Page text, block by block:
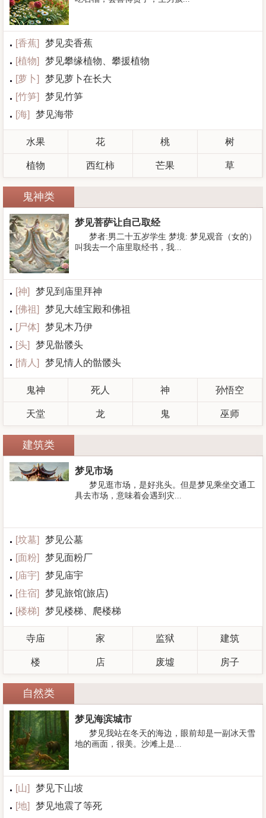
[香蕉]
梦见卖香蕉
[植物]
梦见攀缘植物、攀援植物
[萝卜]
梦见萝卜在长大
[竹笋]
梦见竹笋
[海] 梦见海带
水果 花 桃 树
植物 西红柿 芒果 草
鬼神类
梦见菩萨让自己取经
梦者:男二十五岁学生 梦境: 梦见观音（女的）
叫我去一个庙里取经书，我...
[神]
梦见到庙里拜神
[佛祖]
梦见大雄宝殿和佛祖
[尸体]
梦见木乃伊
[头]
梦见骷髅头
[情人 ] 梦见情人的骷髅头
鬼神 死人 神 孙悟空
天堂 龙 鬼 巫师
建筑类
梦见市场
梦见逛市场，是好兆头。但是梦见乘坐交通工
具去市场，意味着会遇到灾...
[坟墓]
梦见公墓
[面粉]
梦见面粉厂
[庙宇]
梦见庙宇
[住宿]
梦见旅馆(旅店)
[楼梯] 梦见楼梯、爬楼梯
寺庙 家 监狱 建筑
楼 店 废墟 房子
自然类
梦见海滨城市
梦见我站在冬天的海边，眼前却是一副冰天雪
地的画面，很美。沙滩上是...
[山]
梦见下山坡
[地]
梦见地震了等死